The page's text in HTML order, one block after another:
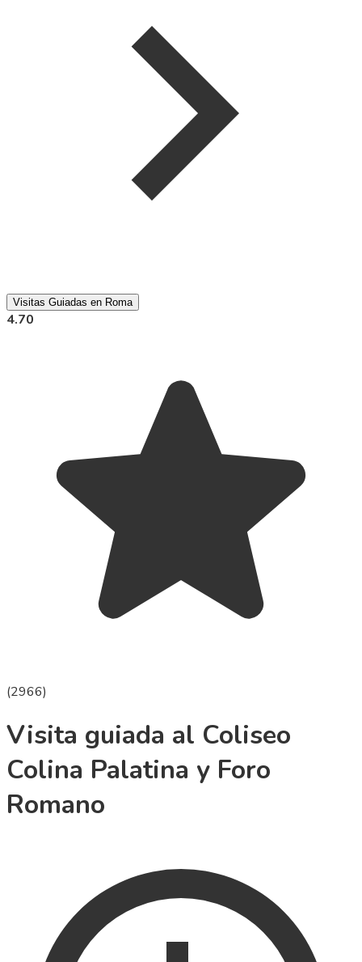
Visitas Guiadas en Roma
4.70
(2966)
Visita guiada al Coliseo
Colina Palatina y Foro
Romano